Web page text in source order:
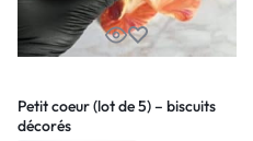
Petit coeur (lot de 5) – biscuits
décorés